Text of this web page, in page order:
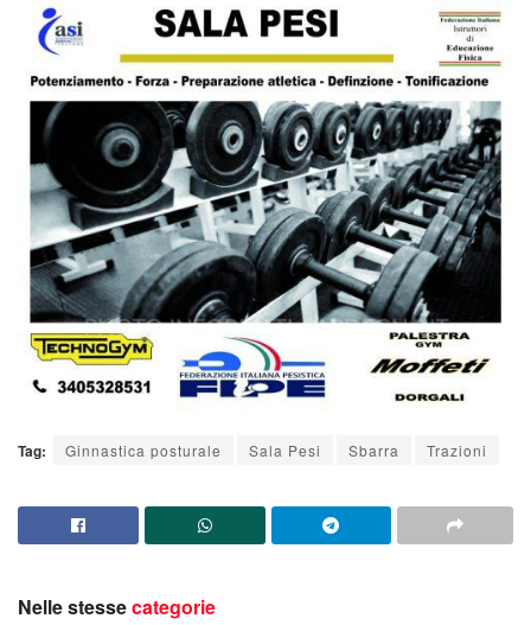
Tag: Ginnastica posturale Sala Pesi Sbarra Trazioni
Nelle stessecategorie